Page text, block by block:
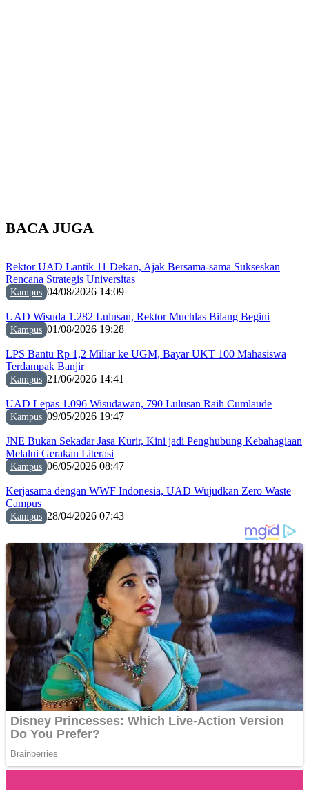
BACA JUGA
Rektor UAD Lantik 11 Dekan, Ajak Bersama-sama Sukseskan
Rencana Strategis Universitas
Kampus 04/08/2026 14:09
UAD Wisuda 1.282 Lulusan, Rektor Muchlas Bilang Begini
Kampus 01/08/2026 19:28
LPS Bantu Rp 1,2 Miliar ke UGM, Bayar UKT 100 Mahasiswa
Terdampak Banjir
Kampus 21/06/2026 14:41
UAD Lepas 1.096 Wisudawan, 790 Lulusan Raih Cumlaude
Kampus 09/05/2026 19:47
JNE Bukan Sekadar Jasa Kurir, Kini jadi Penghubung Kebahagiaan
Melalui Gerakan Literasi
Kampus 06/05/2026 08:47
Kerjasama dengan WWF Indonesia, UAD Wujudkan Zero Waste
Campus
Kampus 28/04/2026 07:43